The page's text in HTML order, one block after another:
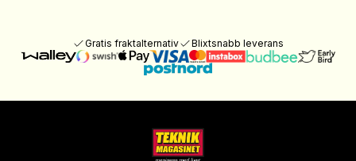
Gratis fraktalternativ Blixtsnabb leverans